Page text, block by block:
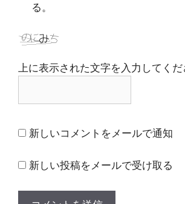
る。
上に表示された文字を入力してくだ
新しいコメントをメールで通知
新しい投稿をメールで受け取る